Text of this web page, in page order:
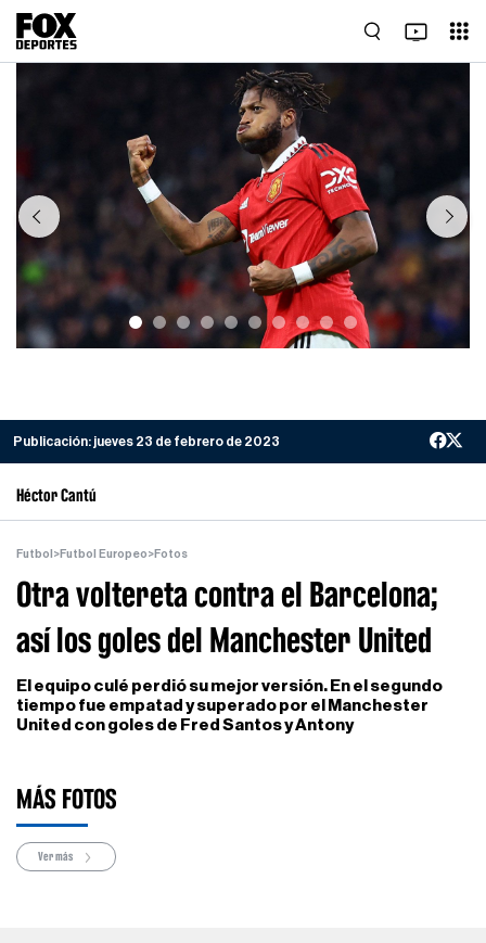
Previous Next
Publicación: jueves 23 de febrero de 2023
Héctor Cantú
Futbol >Futbol Europeo>Fotos
Otra voltereta contra el Barcelona;
así los goles del Manchester United
El equipo culé perdió su mejor versión. En el segundo
tiempo fue empatad y superado por el Manchester
United con goles de Fred Santos y Antony
MÁS FOTOS
Ver más